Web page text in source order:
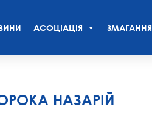
АСОЦІАЦІЯ ЗМАГАННЯ
НАЗАРІЙ